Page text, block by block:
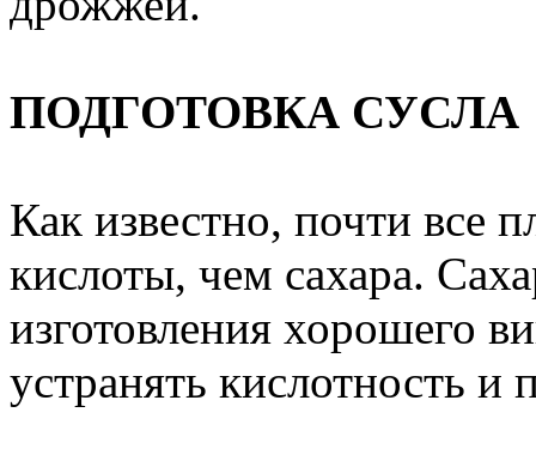
ПОДГОТОВКА СУСЛА
Как известно, почти все
кислоты, чем сахара.
изготовления хорошего
устранять кислотность